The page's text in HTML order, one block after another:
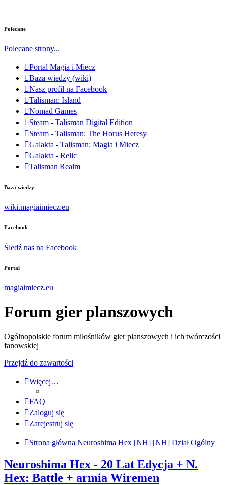
Polecane
Polecane strony...
Portal Magia i Miecz
Baza wiedzy (wiki)
Nasz profil na Facebook
Talisman: Island
Nomad Games
Steam - Talisman Digital Edition
Steam - Talisman: The Horus Heresy
Galakta - Talisman: Magia i Miecz
Galakta - Relic
Talisman Realm
Baza wiedzy
wiki.magiaimiecz.eu
Facebook
Śledź nas na Facebook
Portal
magiaimiecz.eu
Forum gier planszowych
Ogólnopolskie forum miłośników gier planszowych i ich twórczości
fanowskiej
Przejdź do zawartości
Więcej…
FAQ
Zaloguj się
Zarejestruj się
Strona główna Neuroshima Hex [NH] [NH] Dział Ogólny
Neuroshima Hex - 20 Lat Edycja + N.
Hex: Battle + armia Wiremen